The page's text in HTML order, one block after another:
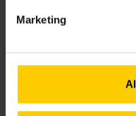
Marketing
Di.